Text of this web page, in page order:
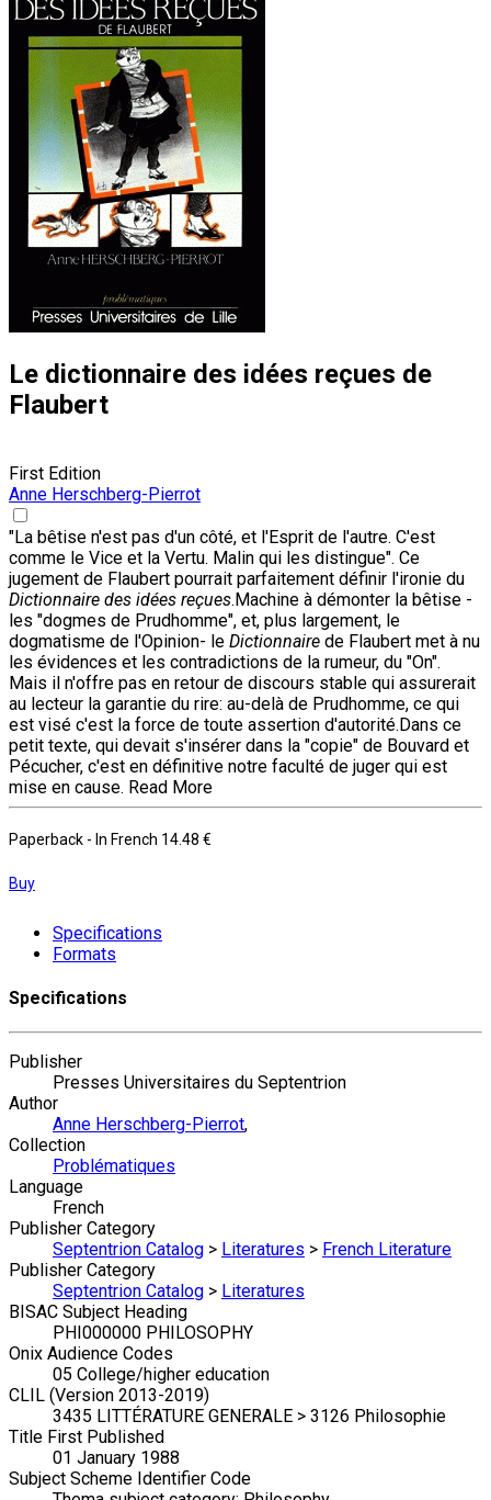
Le dictionnaire des idées reçues de
Flaubert
First Edition
Anne Herschberg-Pierrot
"La bêtise n'est pas d'un côté, et l'Esprit de l'autre. C'est
comme le Vice et la Vertu. Malin qui les distingue". Ce
jugement de Flaubert pourrait parfaitement définir l'ironie du
Dictionnaire des idées reçues.Machine à démonter la bêtise -
les "dogmes de Prudhomme", et, plus largement, le
dogmatisme de l'Opinion- le Dictionnaire de Flaubert met à nu
les évidences et les contradictions de la rumeur, du "On".
Mais il n'offre pas en retour de discours stable qui assurerait
au lecteur la garantie du rire: au-delà de Prudhomme, ce qui
est visé c'est la force de toute assertion d'autorité.Dans ce
petit texte, qui devait s'insérer dans la "copie" de Bouvard et
Pécucher, c'est en définitive notre faculté de juger qui est
mise en cause. Read More
Paperback - In French 14.48 €
Buy
Specifications
Formats
Specifications
Publisher
Presses Universitaires du Septentrion
Author
Anne Herschberg-Pierrot,
Collection
Problématiques
Language
French
Publisher Category
Septentrion Catalog > Literatures > French Literature
Publisher Category
Septentrion Catalog > Literatures
BISAC Subject Heading
PHI000000 PHILOSOPHY
Onix Audience Codes
05 College/higher education
CLIL (Version 2013-2019)
3435 LITTÉRATURE GENERALE > 3126 Philosophie
Title First Published
01 January 1988
Subject Scheme Identifier Code